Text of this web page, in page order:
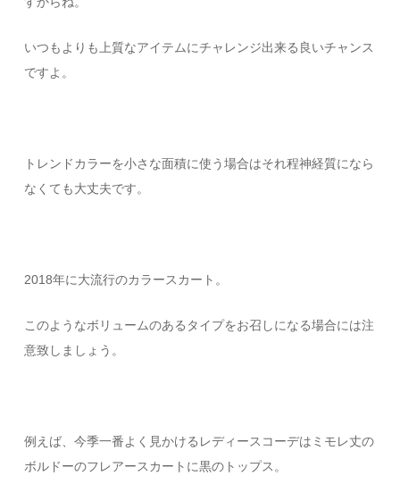
いつもよりも上質なアイテムにチャレンジ出来る良いチャンス
ですよ。
トレンドカラーを小さな面積に使う場合はそれ程神経質になら
なくても大丈夫です。
2018年に大流行のカラースカート。
このようなボリュームのあるタイプをお召しになる場合には注
意致しましょう。
例えば、今季一番よく見かけるレディースコーデはミモレ丈の
ボルドーのフレアースカートに黒のトップス。